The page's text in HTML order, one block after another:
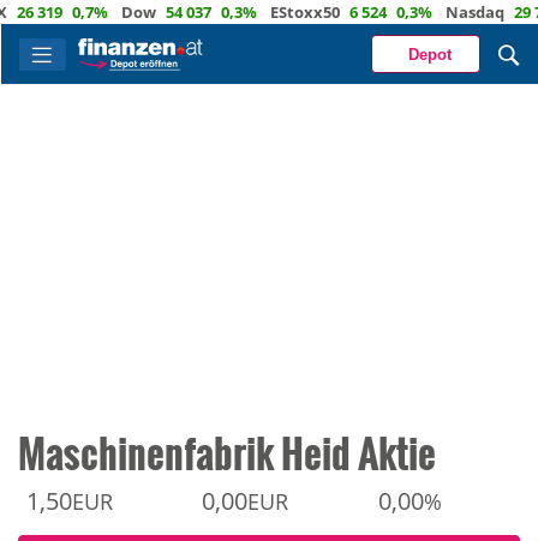
319 0,7% Dow 54 037 0,3% EStoxx50 6 524 0,3% Nasdaq 29 722
Depot
Maschinenfabrik Heid Aktie
1,50EUR 0,00EUR 0,00%